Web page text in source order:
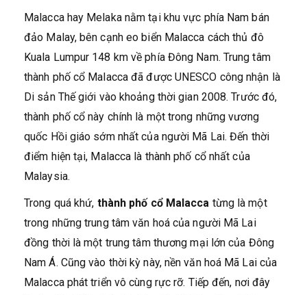
Malacca hay Melaka nằm tại khu vực phía Nam bán
đảo Malay, bên cạnh eo biển Malacca cách thủ đô
Kuala Lumpur 148 km về phía Đông Nam. Trung tâm
thành phố cổ Malacca đã được UNESCO công nhận là
Di sản Thế giới vào khoảng thời gian 2008. Trước đó,
thành phố cổ này chính là một trong những vương
quốc Hồi giáo sớm nhất của người Mã Lai. Đến thời
điểm hiện tại, Malacca là thành phố cổ nhất của
Malaysia.
Trong quá khứ, thành phố cổ Malacca từng là một
trong những trung tâm văn hoá của người Mã Lai
đồng thời là một trung tâm thương mại lớn của Đông
Nam Á. Cũng vào thời kỳ này, nền văn hoá Mã Lai của
Malacca phát triển vô cùng rực rỡ. Tiếp đến, nơi đây